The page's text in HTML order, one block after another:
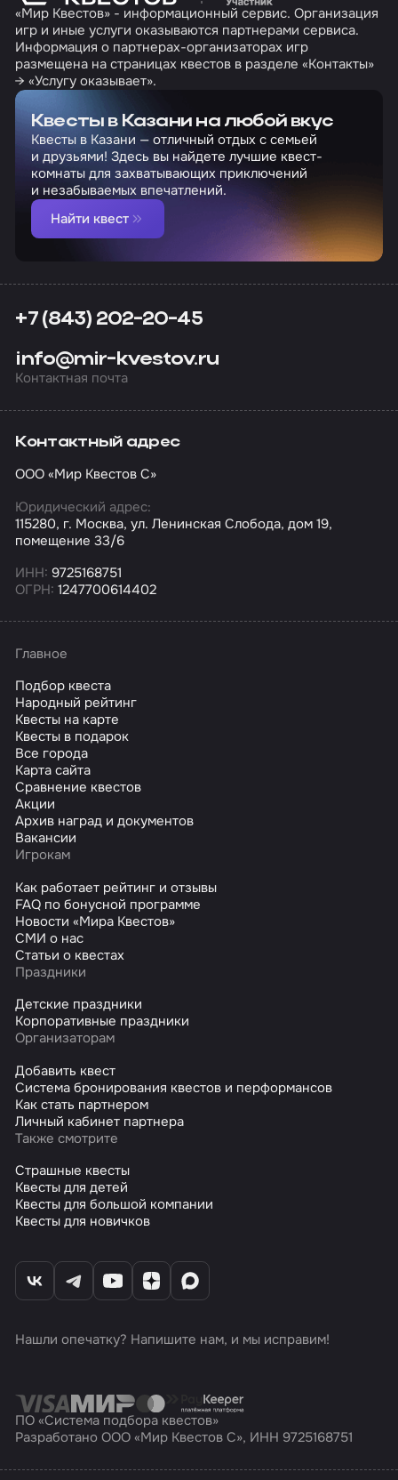
«Мир Квестов» - информационный сервис. Организация
игр и иные услуги оказываются партнерами сервиса.
Информация о партнерах-организаторах игр
размещена на страницах квестов в разделе «Контакты»
→ «Услугу оказывает».
Квесты в Казани на любой вкус
Квесты в Казани — отличный отдых с семьей
и друзьями! Здесь вы найдете лучшие квест-
комнаты для захватывающих приключений
и незабываемых впечатлений.
Найти квест
+7 (843) 202-20-45
info@mir-kvestov.ru
Контактная почта
Контактный адрес
ООО «Мир Квестов С»
Юридический адрес:
115280, г. Москва, ул. Ленинская Слобода, дом 19,
помещение 33/6
ИНН: 9725168751
ОГРН: 1247700614402
Главное
Подбор квеста
Народный рейтинг
Квесты на карте
Квесты в подарок
Все города
Карта сайта
Сравнение квестов
Акции
Архив наград и документов
Вакансии
Игрокам
Как работает рейтинг и отзывы
FAQ по бонусной программе
Новости «Мира Квестов»
СМИ о нас
Статьи о квестах
Праздники
Детские праздники
Корпоративные праздники
Организаторам
Добавить квест
Система бронирования квестов и перформансов
Как стать партнером
Личный кабинет партнера
Также смотрите
Страшные квесты
Квесты для детей
Квесты для большой компании
Квесты для новичков
Нашли опечатку? Напишите нам, и мы исправим!
ПО «Система подбора квестов»
Разработано ООО «Мир Квестов С», ИНН 9725168751